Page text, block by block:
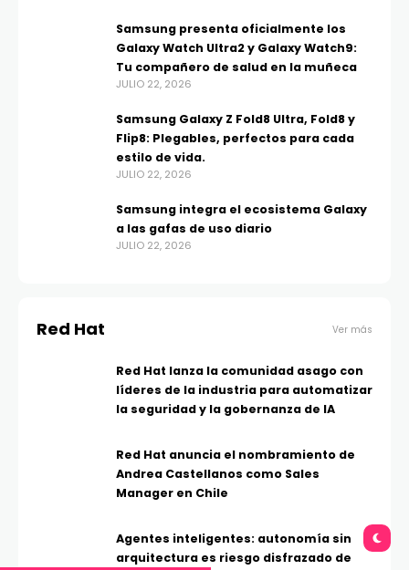
Samsung presenta oficialmente los
Galaxy Watch Ultra2 y Galaxy Watch9:
Tu compañero de salud en la muñeca
JULIO 22, 2026
Samsung Galaxy Z Fold8 Ultra, Fold8 y
Flip8: Plegables, perfectos para cada
estilo de vida.
JULIO 22, 2026
Samsung integra el ecosistema Galaxy
a las gafas de uso diario
JULIO 22, 2026
Red Hat Ver más
Red Hat lanza la comunidad asago con
líderes de la industria para automatizar
la seguridad y la gobernanza de IA
Red Hat anuncia el nombramiento de
Andrea Castellanos como Sales
Manager en Chile
Agentes inteligentes: autonomía sin
arquitectura es riesgo disfrazado de